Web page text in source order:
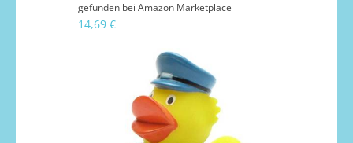
gefunden bei Amazon Marketplace
14,69 €